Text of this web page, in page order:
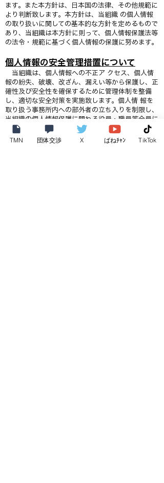
ます。また本方針は、日本国の法律、その他規範に
より判断致します。本方針は、当組織 の個人情報
の取り扱いに関しての基本的な方針を定めるもので
あり、当組織は本方針に則って、個人情報保護法等
の法令・規範に基づく個人情報の保護に努めます。
個人情報の安全管理措置について
当組織は、個人情報への不正ア クセス、個人情
報の紛失、破壊、改ざん、漏えい等から保護し、正
確性及び安全性を確保するために管理体制を整備
し、適切な安全対策を実施致します。個人情 報を
取り扱う事務所内への部外者の立ち入りを制限し、
当組織の個人情報保護に関わる役員・職員等全員に
対し教育啓発活動を実施するほか、管理責任者を置
き個人情報の適切な管理に努めます。
TMN 団体交渉 X ばねﾁｬﾝ TikTok